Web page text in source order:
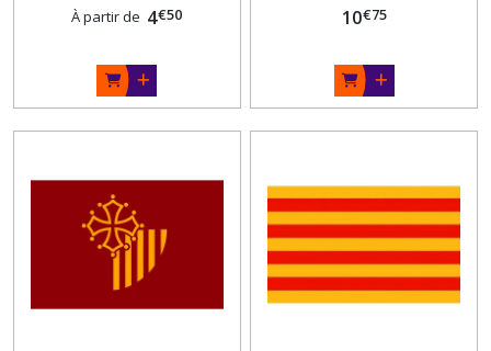
À partir de 4€50 10€75